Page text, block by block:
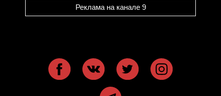
Реклама на канале 9